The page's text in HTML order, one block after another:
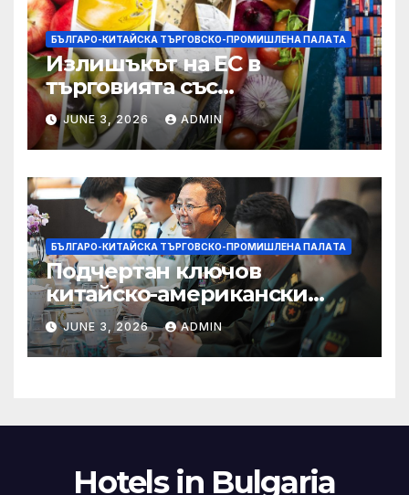
БЪЛГАРО-КИТАЙСКА ТЪРГОВСКО-ПРОМИШЛЕНА ПАЛAТА
Излишъкът на ЕС в
търговията със
селскостопански храни се
увеличава през февруари
JUNE 3, 2026 ADMIN
БЪЛГАРО-КИТАЙСКА ТЪРГОВСКО-ПРОМИШЛЕНА ПАЛAТА
Подчертан ключов
китайско-американски
консенсус –
Chinadaily.com.cn
JUNE 3, 2026 ADMIN
Hotels in Bulgaria